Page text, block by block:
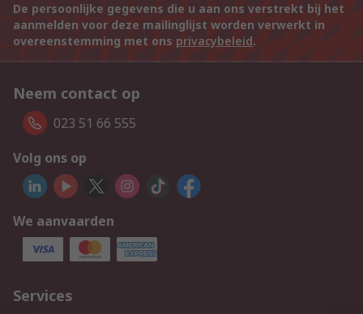
De persoonlijke gegevens die u aan ons verstrekt bij het
aanmelden voor deze mailinglijst worden verwerkt in
overeenstemming met ons privacybeleid.
Neem contact op
023 51 66 555
Volg ons op
We aanvaarden
Services